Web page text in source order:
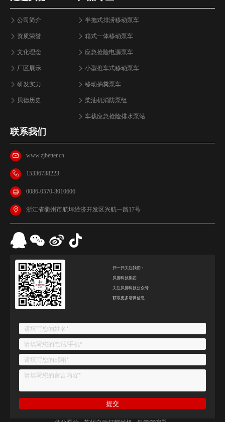
公司简介
资质荣誉
文化理念
厂区展示
研发实力
贝德历史
半拖式排涝移动泵车
箱式一体移动泵车
应急抢险电源泵车
小型推车式移动泵车
移动抽粪泵车
柴油机消防泵组
车载应急抢险排水泵站
联系我们
www.zjbetter.cn
15336738223
0086-0570-3010606
浙江省衢州市航埠经济开发区兴航一路17号
扫一扫关注我们：
贝德科技集团
关注贝德科技公众号
获取更多培训信息